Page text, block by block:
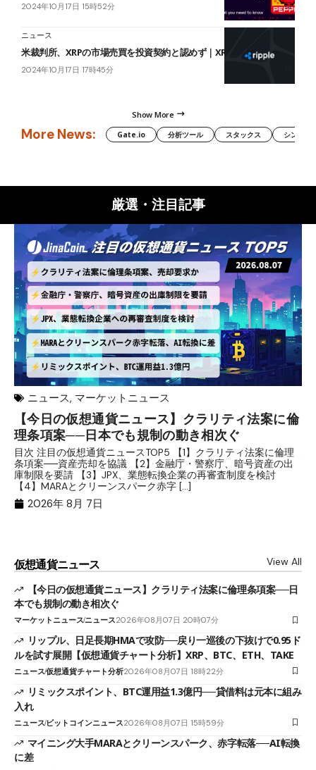
2024年10月17日 15時52分
ニュース
米裁判所、XRPの市場売買を投資契約と認めず｜XRPが60%急騰｜
2024年10月17日 17時45分
Show More
More News: Gate.io 分析ツール スタックス シンボル
厳選・注目記事
ニュース, マーケットニュース
【今日の仮想通貨ニュース】クラリティ法案に倫
理条項案──日本でも規制の動き相次ぐ
目次 注目の仮想通貨ニュースTOP5 【1】クラリティ法案に倫理
条項案──資産売却を協議 【2】金融庁・警察庁、暗号資産の出
庫制限を要請 【3】JPX、業態転換企業の再審査制度を検討
【4】MARAとクリーンスパーク赤字 […]
2026年 8月 7日
仮想通貨ニュース View All
【今日の仮想通貨ニュース】クラリティ法案に倫理条項案──日
本でも規制の動き相次ぐ
マーケットニュースニュース2026年08月07日 20時07分
リップル、日足長期HMAで攻防──戻り一巡後の下抜けで0.95ド
ルを試す展開【仮想通貨チャート分析】XRP、BTC、ETH、TAKE
ニュース仮想通貨チャート分析2026年08月07日 18時22分
リミックスポイント、BTC運用益1.3億円──貸借料は元本に組み
入れ
ニュースビットコインニュース2026年08月07日 15時59分
マイニング大手MARAとクリーンスパーク、赤字転落──AI転換
に差